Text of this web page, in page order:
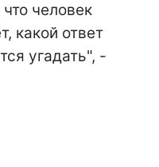
человек
какой ответ
угадать", -